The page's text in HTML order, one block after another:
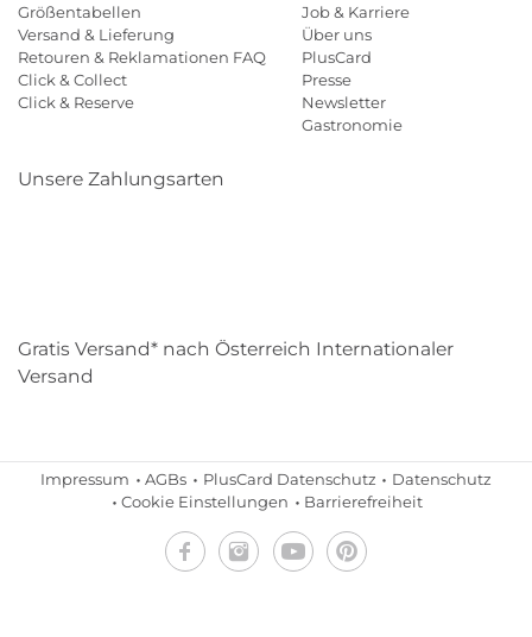
Größentabellen
Versand & Lieferung
Retouren & Reklamationen FAQ
Click & Collect
Click & Reserve
Job & Karriere
Über uns
PlusCard
Presse
Newsletter
Gastronomie
Unsere Zahlungsarten
Gratis Versand* nach Österreich Internationaler
Versand
Impressum AGBs PlusCard Datenschutz
Datenschutz
Cookie Einstellungen
Barrierefreiheit